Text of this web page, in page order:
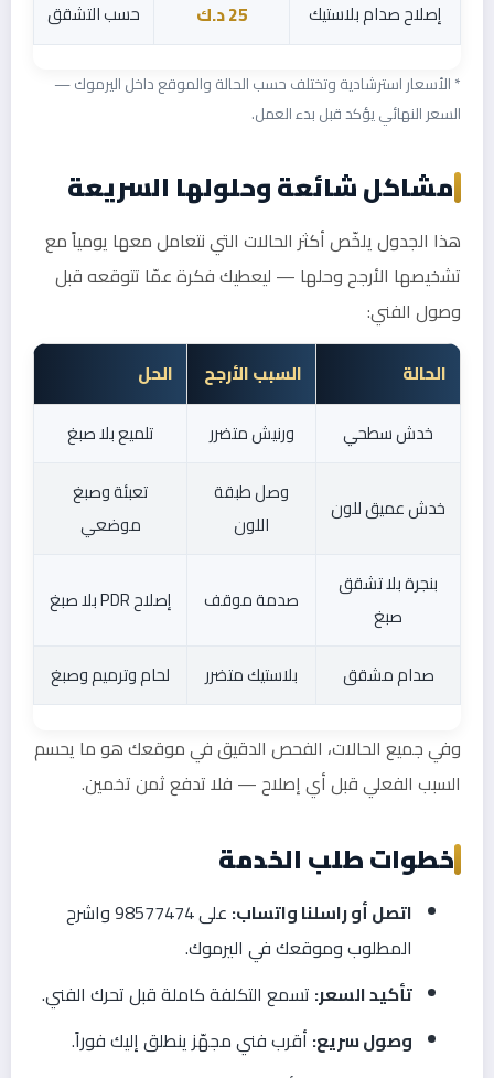
إصلاح صدام بلاستيك
25 د.ك حسب التشقق
* الأسعار استرشادية وتختلف حسب الحالة والموقع داخل اليرموك —
السعر النهائي يؤكد قبل بدء العمل.
مشاكل شائعة وحلولها السريعة
هذا الجدول يلخّص أكثر الحالات التي نتعامل معها يومياً مع
تشخيصها الأرجح وحلها — ليعطيك فكرة عمّا تتوقعه قبل
وصول الفني:
الحالة السبب الأرجح
الحل
خدش سطحي
ورنيش متضرر تلميع بلا صبغ
خدش عميق للون
وصل طبقة
اللون
تعبئة وصبغ
موضعي
بنجرة بلا تشقق
صبغ
صدمة موقف إصلاح PDR بلا صبغ
صدام مشقق بلاستيك متضرر لحام وترميم وصبغ
وفي جميع الحالات، الفحص الدقيق في موقعك هو ما يحسم
السبب الفعلي قبل أي إصلاح — فلا تدفع ثمن تخمين.
خطوات طلب الخدمة
اتصل أو راسلنا واتساب:
على 98577474 واشرح
المطلوب وموقعك في اليرموك.
تأكيد السعر: تسمع التكلفة كاملة قبل تحرك الفني.
وصول سريع: أقرب فني مجهّز ينطلق إليك فوراً.